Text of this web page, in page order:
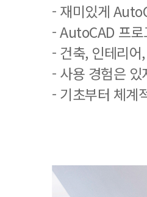
- 재미있게
- AutoCAD 프
- 건축, 인테리
- 사용 경험은
- 기초부터 체계